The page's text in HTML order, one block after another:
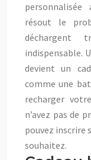
résout le
déchargent
indispensable.
devient un
comme une
recharger
n’avez pas de
pouvez inscrire
souhaitez.